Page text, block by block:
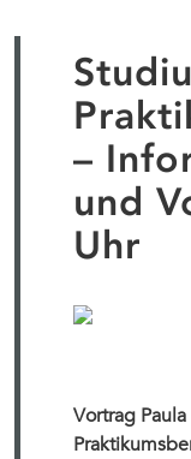
–
und
Uhr
Vortrag